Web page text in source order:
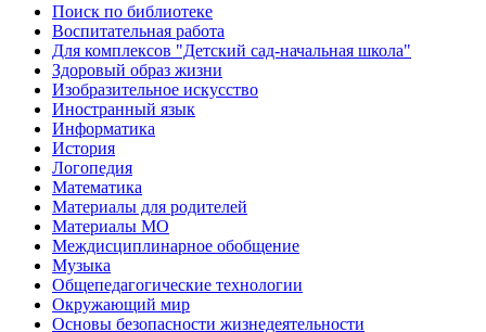
Поиск по библиотеке
Воспитательная работа
Для комплексов "Детский сад-начальная школа"
Здоровый образ жизни
Изобразительное искусство
Иностранный язык
Информатика
История
Логопедия
Математика
Материалы для родителей
Материалы МО
Междисциплинарное обобщение
Музыка
Общепедагогические технологии
Окружающий мир
Основы безопасности жизнедеятельности